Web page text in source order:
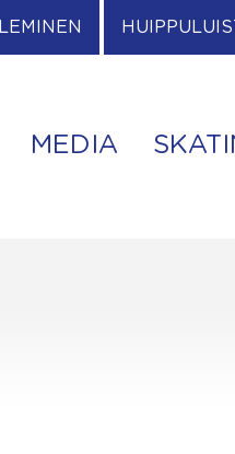
MEDIA